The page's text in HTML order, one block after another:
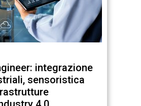
integrazione
sensoristica